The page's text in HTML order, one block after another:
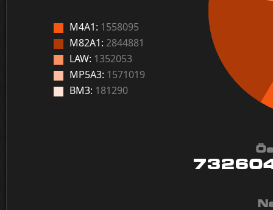
M4A1: 1558095
M82A1: 2844881
LAW: 1352053
MP5A3: 1571019
BM3: 181290